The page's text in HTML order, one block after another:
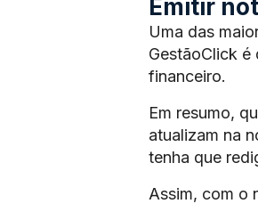
Emitir
Uma das
GestãoClick
financeiro.
Em resumo,
atualizam na
tenha que
Assim, com o